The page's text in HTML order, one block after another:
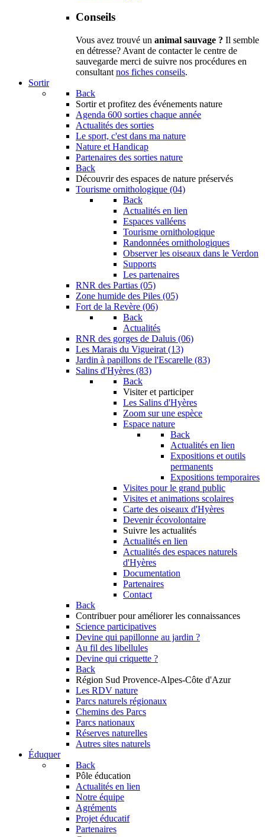
Conseils
Vous avez trouvé un animal sauvage ? Il semble
en détresse? Avant de contacter le centre de
sauvegarde merci de suivre nos procédures en
consultant nos fiches conseils.
Sortir
Back
Sortir et profitez des événements nature
Agenda 600 sorties chaque année
Actualités des sorties
Le sport, c'est dans ma nature
Nature et Handicap
Partenaires des sorties nature
Back
Découvrir des espaces de nature préservés
Tourisme ornithologique (04)
Back
Actualités en lien
Espaces valléens
Tourisme ornithologique
Randonnées ornithologiques
Observer les oiseaux dans le Verdon
Supports
Les partenaires
RNR des Partias (05)
Zone humide des Piles (05)
Fort de la Revère (06)
Back
Actualités
RNR des gorges de Daluis (06)
Les Marais du Vigueirat (13)
Jardin à papillons de l'Escarelle (83)
Salins d'Hyères (83)
Back
Visiter et participer
Les Salins d'Hyères
Zoom sur une espèce
Espace nature
Back
Actualités en lien
Expositions et outils
permanents
Expositions temporaires
Visites pour le grand public
Visites et animations scolaires
Carte des oiseaux d'Hyères
Devenir écovolontaire
Suivre les actualités
Actualités en lien
Actualités des espaces naturels
d'Hyères
Documentation
Partenaires
Contact
Back
Contribuer pour améliorer les connaissances
Science participatives
Devine qui papillonne au jardin ?
Au fil des libellules
Devine qui criquette ?
Back
Région Sud Provence-Alpes-Côte d'Azur
Les RDV nature
Parcs naturels régionaux
Chemins des Parcs
Parcs nationaux
Réserves naturelles
Autres sites naturels
Éduquer
Back
Pôle éducation
Actualités en lien
Notre équipe
Agréments
Projet éducatif
Partenaires